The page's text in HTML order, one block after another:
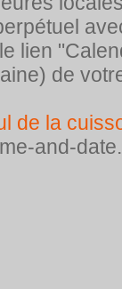
lien
de
de la
and-